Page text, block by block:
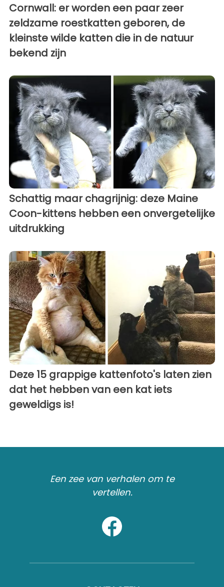
Cornwall: er worden een paar zeer
zeldzame roestkatten geboren, de
kleinste wilde katten die in de natuur
bekend zijn
Schattig maar chagrijnig: deze Maine
Coon-kittens hebben een onvergetelijke
uitdrukking
Deze 15 grappige kattenfoto's laten zien
dat het hebben van een kat iets
geweldigs is!
Een zee van verhalen om te
vertellen.